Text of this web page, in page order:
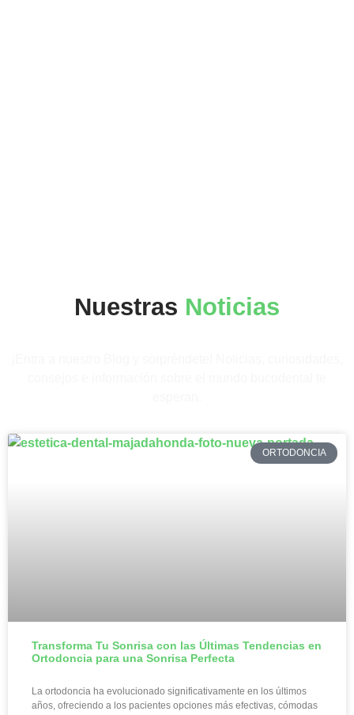
Nuestras Noticias
ORTODONCIA
Transforma Tu Sonrisa con las Últimas Tendencias en
Ortodoncia para una Sonrisa Perfecta
La ortodoncia ha evolucionado significativamente en los últimos
años, ofreciendo a los pacientes opciones más efectivas, cómodas